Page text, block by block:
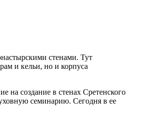
стенами. Тут
и кельи, но и корпуса
на создание в стенах Сретенского
семинарию. Сегодня в ее